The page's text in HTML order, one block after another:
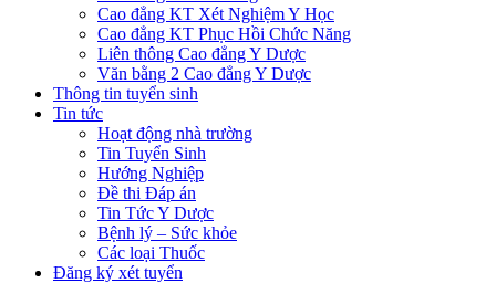
Cao đẳng KT Xét Nghiệm Y Học
Cao đẳng KT Phục Hồi Chức Năng
Liên thông Cao đẳng Y Dược
Văn bằng 2 Cao đẳng Y Dược
Thông tin tuyển sinh
Tin tức
Hoạt động nhà trường
Tin Tuyển Sinh
Hướng Nghiệp
Đề thi Đáp án
Tin Tức Y Dược
Bệnh lý – Sức khỏe
Các loại Thuốc
Đăng ký xét tuyển